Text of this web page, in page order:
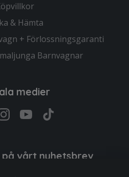
& Hämta
+ Förlossningsgaranti
Barnvagnar
medier
på vårt nyhetsbrev